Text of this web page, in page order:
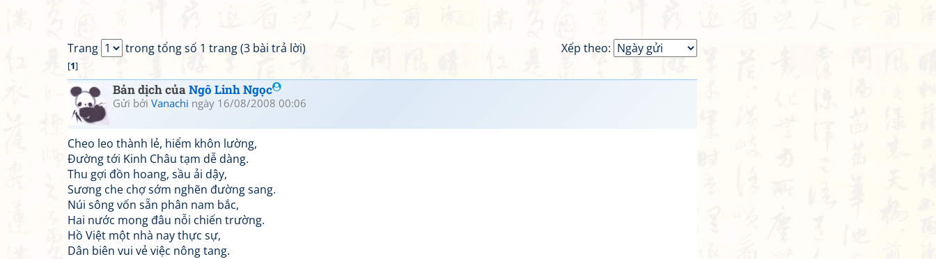
Xếp theo:
Trang trong tổng số 1 trang (3 bài trả lời)
[1]
Bản dịch củaNgô Linh Ngọc
Gửi bởi Vanachi ngày 16/08/2008 00:06
Cheo leo thành lẻ, hiểm khôn lường,
Đường tới Kinh Châu tạm dễ dàng.
Thu gợi đồn hoang, sầu ải dậy,
Sương che chợ sớm nghẽn đường sang.
Núi sông vốn sẵn phân nam bắc,
Hai nước mong đâu nỗi chiến trường.
Hồ Việt một nhà nay thực sự,
Dân biên vui vẻ việc nông tang.